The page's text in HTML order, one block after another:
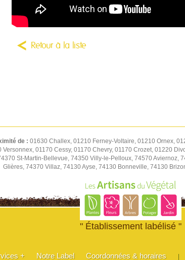
Retour à la liste
de : 01630 Challex, 01210 Ferney-Voltaire, 01210 Ornex,
01170 Cessy, 01170 Chevry, 01170 Crozet, 01220
St-Martin-Bellevue, 74350 Villy-le-Pelloux, 74570 Aviernoz,
Glières, 74370 Villaz, 74130 Ayse, 74130 Bonneville, 74130
" Établissement labélisé "
+ Notre Label Coordonnées & horaires |